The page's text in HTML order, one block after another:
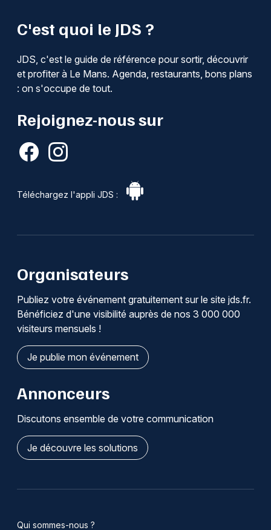
C'est quoi le JDS ?
JDS, c'est le guide de référence pour sortir, découvrir
et profiter à Le Mans. Agenda, restaurants, bons plans
: on s'occupe de tout.
Rejoignez-nous sur
Téléchargez l'appli JDS :
Organisateurs
Publiez votre événement gratuitement sur le site jds.fr.
Bénéficiez d'une visibilité auprès de nos 3 000 000
visiteurs mensuels !
Je publie mon événement
Annonceurs
Discutons ensemble de votre communication
Je découvre les solutions
Qui sommes-nous ?